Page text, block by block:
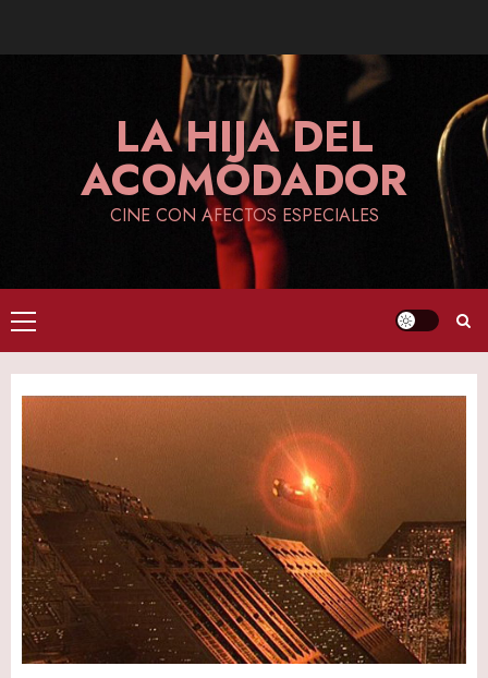
LA HIJA DEL
ACOMODADOR
CINE CON AFECTOS ESPECIALES
Primary
Menu